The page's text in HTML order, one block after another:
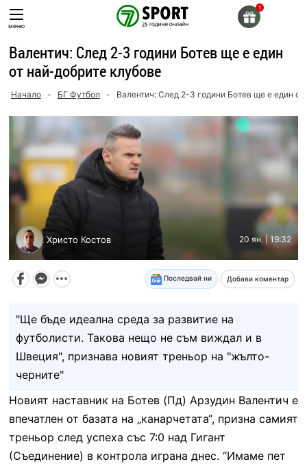
Skip
toменю
Валентич: След 2-3 години Ботев ще е един
от най-добрите клубове
Начало - БГ Футбол - Валентич: След 2-3 години Ботев ще е един от
Христо Костов 20 ян. | 19:32
Последвай ни Добави коментар
"Ще бъде идеална среда за развитие на
футболисти. Такова нещо не съм виждал и в
Швеция", признава новият треньор на "жълто-
черните"
Новият наставник на Ботев (Пд) Арзудин Валентич е
впечатлен от базата на „канарчетата“, призна самият
треньор след успеха със 7:0 над Гигант
(Съединение) в контрола играна днес. “Имаме пет